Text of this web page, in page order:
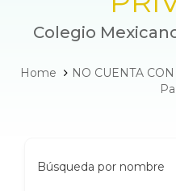
Colegio
Home
NO CUENTA
Búsqueda por nombre